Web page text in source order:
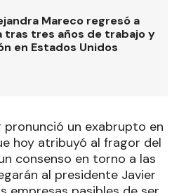
Mareco regresó a
tras tres años de trabajo y
en Estados Unidos
pronunció un exabrupto en
hoy atribuyó al fragor del
consenso en torno a las
al presidente Javier